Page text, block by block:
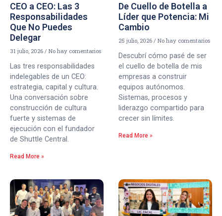
CEO a CEO: Las 3
Responsabilidades
Que No Puedes
Delegar
31 julio, 2026 No hay comentarios
Las tres responsabilidades
indelegables de un CEO:
estrategia, capital y cultura.
Una conversación sobre
construcción de cultura
fuerte y sistemas de
ejecución con el fundador
de Shuttle Central.
Read More »
De Cuello de Botella a
Líder que Potencia: Mi
Cambio
25 julio, 2026 No hay comentarios
Descubrí cómo pasé de ser
el cuello de botella de mis
empresas a construir
equipos autónomos.
Sistemas, procesos y
liderazgo compartido para
crecer sin límites.
Read More »